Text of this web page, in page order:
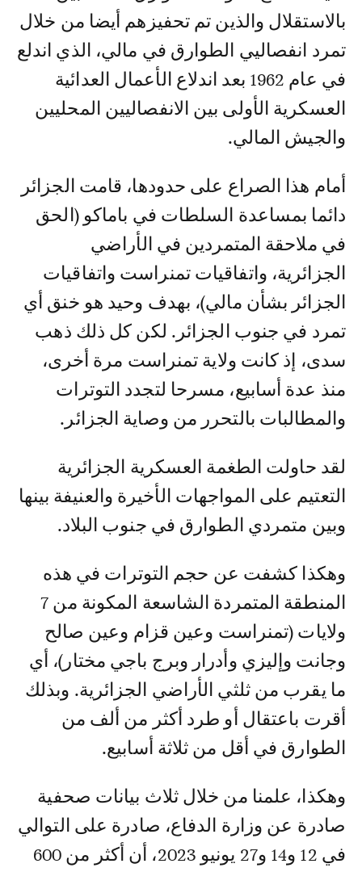
بالاستقلال والذين تم تحفيزهم أيضا من خلال
تمرد انفصاليي الطوارق في مالي، الذي اندلع
في عام 1962 بعد اندلاع الأعمال العدائية
العسكرية الأولى بين الانفصاليين المحليين
والجيش المالي.
أمام هذا الصراع على حدودها، قامت الجزائر
دائما بمساعدة السلطات في باماكو (الحق
في ملاحقة المتمردين في الأراضي
الجزائرية، واتفاقيات تمنراست واتفاقيات
الجزائر بشأن مالي)، بهدف وحيد هو خنق أي
تمرد في جنوب الجزائر. لكن كل ذلك ذهب
سدى، إذ كانت ولاية تمنراست مرة أخرى،
منذ عدة أسابيع، مسرحا لتجدد التوترات
والمطالبات بالتحرر من وصاية الجزائر.
لقد حاولت الطغمة العسكرية الجزائرية
التعتيم على المواجهات الأخيرة والعنيفة بينها
وبين متمردي الطوارق في جنوب البلاد.
وهكذا كشفت عن حجم التوترات في هذه
المنطقة المتمردة الشاسعة المكونة من 7
ولايات (تمنراست وعين قزام وعين صالح
وجانت وإليزي وأدرار وبرج باجي مختار)، أي
ما يقرب من ثلثي الأراضي الجزائرية. وبذلك
أقرت باعتقال أو طرد أكثر من ألف من
الطوارق في أقل من ثلاثة أسابيع.
وهكذا، علمنا من خلال ثلاث بيانات صحفية
صادرة عن وزارة الدفاع، صادرة على التوالي
في 12 و14 و27 يونيو 2023، أن أكثر من 600